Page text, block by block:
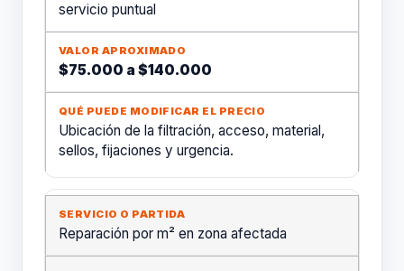
servicio puntual
$75.000 a $140.000
Ubicación de la filtración, acceso, material,
sellos, fijaciones y urgencia.
Reparación por m² en zona afectada